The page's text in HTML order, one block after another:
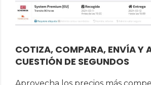
COTIZA, COMPARA, ENVÍA Y
CUESTIÓN DE SEGUNDOS
Aprovecha los precios más